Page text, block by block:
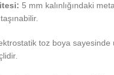
5 mm kalınlığındaki
toz boya sayesinde